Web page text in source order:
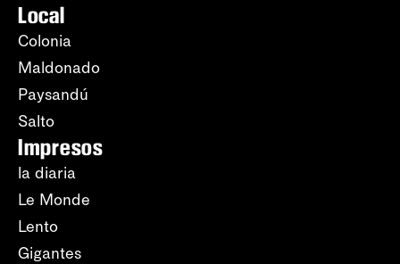
Local
Colonia
Maldonado
Paysandú
Salto
Impresos
la diaria
Le Monde
Lento
Gigantes